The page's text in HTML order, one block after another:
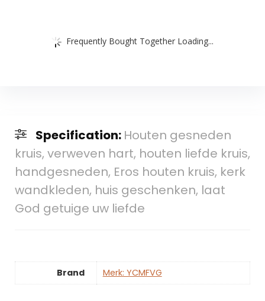
Frequently Bought Together Loading...
Specification: Houten gesneden
kruis, verweven hart, houten liefde kruis,
handgesneden, Eros houten kruis, kerk
wandkleden, huis geschenken, laat
God getuige uw liefde
Brand Merk: YCMFVG